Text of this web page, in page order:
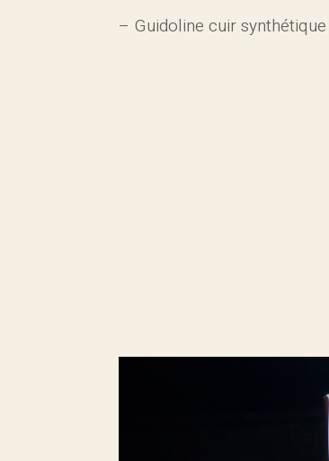
– Guidoline cuir